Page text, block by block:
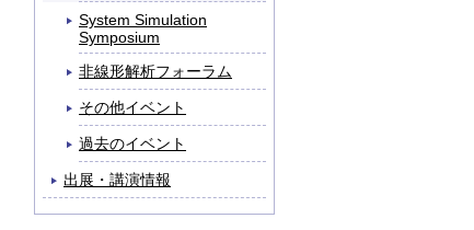
System Simulation
Symposium
非線形解析フォーラム
その他イベント
過去のイベント
出展・講演情報